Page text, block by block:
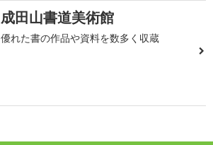
成田山書道美術館
優れた書の作品や資料を数多く収蔵